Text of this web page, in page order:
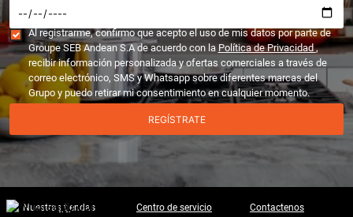
Al registrarme, confirmo que acepto el uso de mis datos por parte de
Groupe SEB Andean S.A de acuerdo con la Política de Privacidad,
recibir información personalizada y ofertas comerciales a través de
correo electrónico, SMS y Whatsapp sobre diferentes marcas del
Grupo y puedo retirar mi consentimiento en cualquier momento.
REGÍSTRATE
Nuestras tiendas Centro de servicio Contactenos